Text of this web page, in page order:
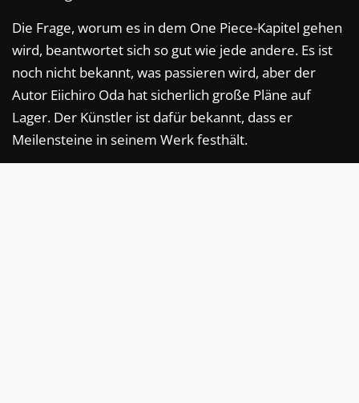
Die Frage, worum es in dem One Piece-Kapitel gehen
wird, beantwortet sich so gut wie jede andere. Es ist
noch nicht bekannt, was passieren wird, aber der
Autor Eiichiro Oda hat sicherlich große Pläne auf
Lager. Der Künstler ist dafür bekannt, dass er
Meilensteine in seinem Werk festhält.